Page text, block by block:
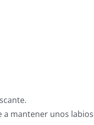
mantener unos